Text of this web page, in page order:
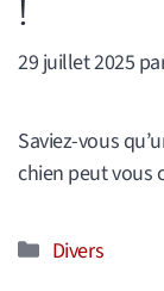
!
29 juillet 2025
Saviez-vous
chien peut vous
Catégories
Divers